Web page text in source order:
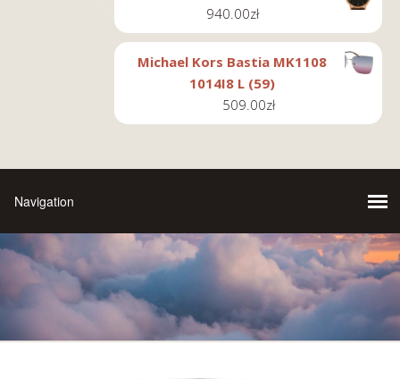
940.00zł
Michael Kors Bastia MK1108
1014I8 L (59)
509.00zł